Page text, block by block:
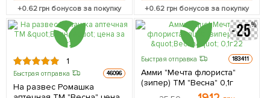
+0.62грн бонусов за покупку +0.62 грн бонусов за покупку
1
Быстрая отправка 46096
На развес Ромашка
Быстрая отправка 183411
Амми "Мечта флориста"
(зипер) ТМ "Весна" 0,1г